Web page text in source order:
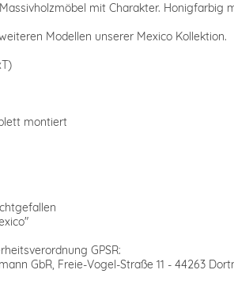
mit Charakter.
Modellen unserer Mexico Kollektion.
montiert
GPSR:
GbR, Freie-Vogel-Straße 11 - 44263